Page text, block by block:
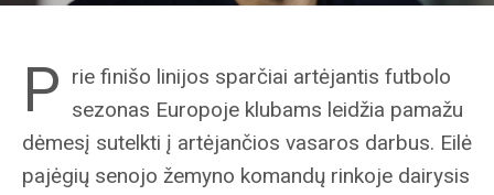
P rie finišo linijos sparčiai artėjantis futbolo
sezonas Europoje klubams leidžia pamažu
dėmesį sutelkti į artėjančios vasaros darbus. Eilė
pajėgių senojo žemyno komandų rinkoje dairysis